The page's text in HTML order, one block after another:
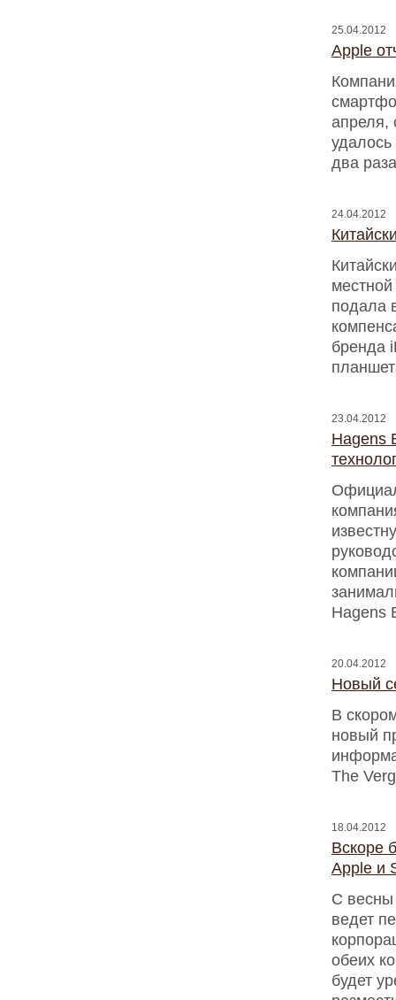
25.04.2012
Apple
апреля,
два
24.04.2012
подала
бренда
23.04.2012
Hagens
Hagens
20.04.2012
Новый
В
новый
The
18.04.2012
Вскоре
Apple и
С весны
ведет
обеих
будет